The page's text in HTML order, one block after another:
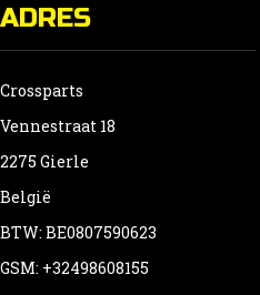
ADRES
Crossparts
Vennestraat 18
2275 Gierle
België
BTW: BE0807590623
GSM: +32498608155